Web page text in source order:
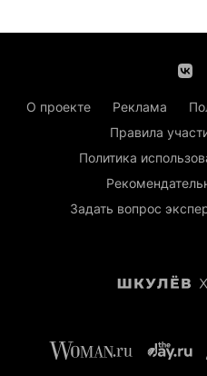
О проекте Реклама
Правила
Политика
Задать вопрос